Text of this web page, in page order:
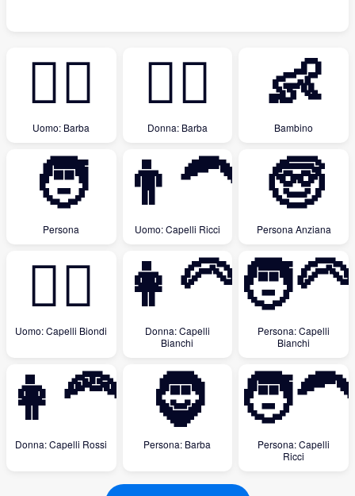
🧔‍♂️
Uomo: Barba
🧔‍♀️
Donna: Barba
👶
Bambino
🧑
Persona
👨‍🦱
Uomo: Capelli Ricci
🧓
Persona Anziana
👱‍♂️
Uomo: Capelli Biondi
👩‍🦳
Donna: Capelli
Bianchi
🧑‍🦳
Persona: Capelli
Bianchi
👩‍🦰
Donna: Capelli Rossi
🧔
Persona: Barba
🧑‍🦱
Persona: Capelli
Ricci